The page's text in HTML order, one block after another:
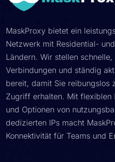
MaskProxy bietet ein
Netzwerk mit Residential-
Ländern. Wir stellen
Verbindungen und ständig
bereit, damit Sie reibungslos
Zugriff erhalten. Mit flexiblen
und Optionen von
dedizierten IPs macht
Konnektivität für Teams und